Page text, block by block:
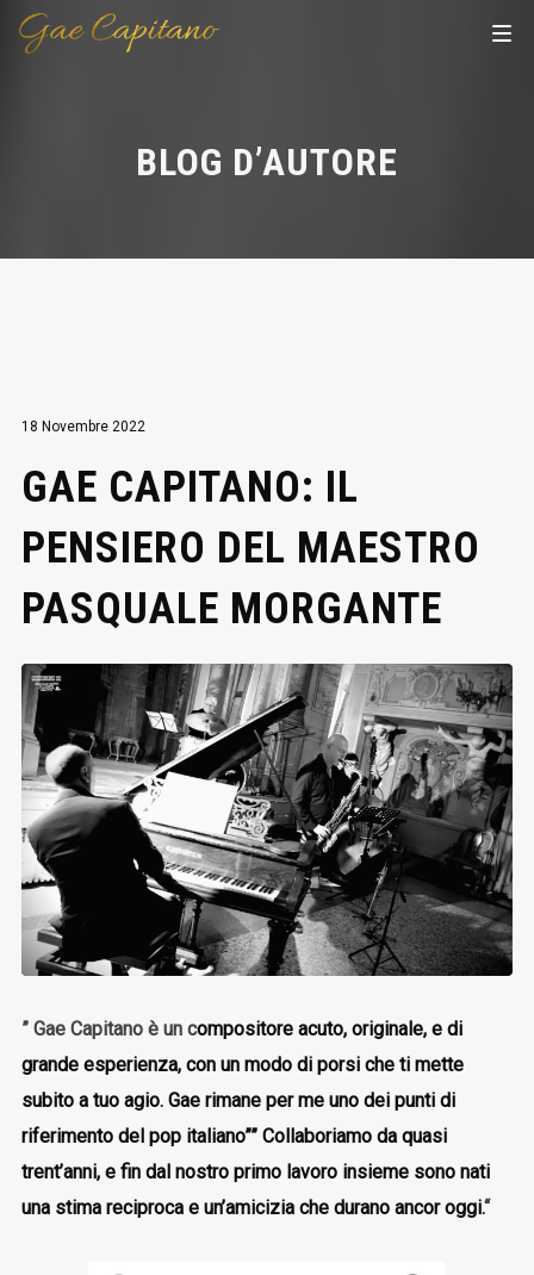
BLOG D’AUTORE
18 Novembre 2022
GAE CAPITANO: IL
PENSIERO DEL MAESTRO
PASQUALE MORGANTE
” Gae Capitano è un compositore acuto, originale, e di
grande esperienza, con un modo di porsi che ti mette
subito a tuo agio. Gae rimane per me uno dei punti di
riferimento del pop italiano”” Collaboriamo da quasi
trent’anni, e fin dal nostro primo lavoro insieme sono nati
una stima reciproca e un’amicizia che durano ancor oggi.“